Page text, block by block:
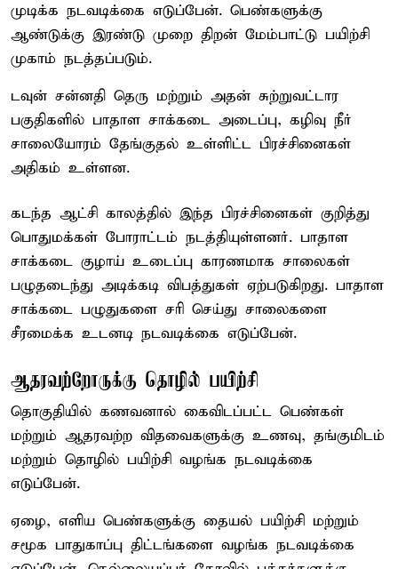
முடிக்க நடவடிக்கை எடுப்பேன். பெண்களுக்கு
ஆண்டுக்கு இரண்டு முறை திறன் மேம்பாட்டு பயிற்சி
முகாம் நடத்தப்படும்.
டவுன் சன்னதி தெரு மற்றும் அதன் சுற்றுவட்டார
பகுதிகளில் பாதாள சாக்கடை அடைப்பு, கழிவு நீர்
சாலையோரம் தேங்குதல் உள்ளிட்ட பிரச்சினைகள்
அதிகம் உள்ளன.
கடந்த ஆட்சி காலத்தில் இந்த பிரச்சினைகள் குறித்து
பொதுமக்கள் போராட்டம் நடத்தியுள்ளனர். பாதாள
சாக்கடை குழாய் உடைப்பு காரணமாக சாலைகள்
பழுதடைந்து அடிக்கடி விபத்துகள் ஏற்படுகிறது. பாதாள
சாக்கடை பழுதுகளை சரி செய்து சாலைகளை
சீரமைக்க உடனடி நடவடிக்கை எடுப்பேன்.
ஆதரவற்றோருக்கு தொழில் பயிற்சி
தொகுதியில் கணவனால் கைவிடப்பட்ட பெண்கள்
மற்றும் ஆதரவற்ற விதவைகளுக்கு உணவு, தங்குமிடம்
மற்றும் தொழில் பயிற்சி வழங்க நடவடிக்கை
எடுப்பேன்.
ஏழை, எளிய பெண்களுக்கு தையல் பயிற்சி மற்றும்
சமூக பாதுகாப்பு திட்டங்களை வழங்க நடவடிக்கை